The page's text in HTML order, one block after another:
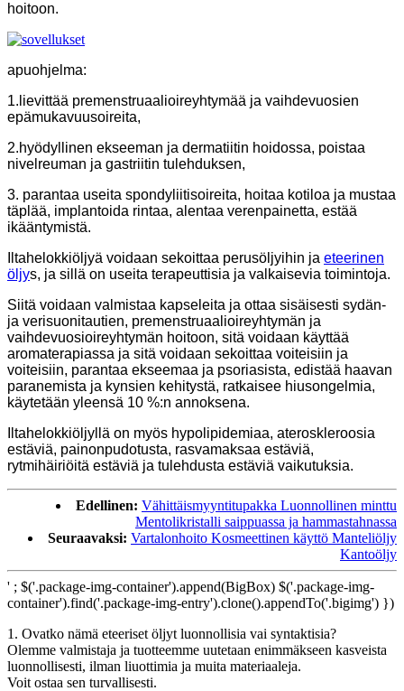
hoitoon.
apuohjelma:
1.lievittää premenstruaalioireyhtymää ja vaihdevuosien
epämukavuusoireita,
2.hyödyllinen ekseeman ja dermatiitin hoidossa, poistaa
nivelreuman ja gastriitin tulehduksen,
3. parantaa useita spondyliitisoireita, hoitaa kotiloa ja mustaa
täplää, implantoida rintaa, alentaa verenpainetta, estää
ikääntymistä.
Iltahelokkiöljyä voidaan sekoittaa perusöljyihin ja eteerinen
öljys, ja sillä on useita terapeuttisia ja valkaisevia toimintoja.
Siitä voidaan valmistaa kapseleita ja ottaa sisäisesti sydän-
ja verisuonitautien, premenstruaalioireyhtymän ja
vaihdevuosioireyhtymän hoitoon, sitä voidaan käyttää
aromaterapiassa ja sitä voidaan sekoittaa voiteisiin ja
voiteisiin, parantaa ekseemaa ja psoriasista, edistää haavan
paranemista ja kynsien kehitystä, ratkaisee hiusongelmia,
käytetään yleensä 10 %:n annoksena.
Iltahelokkiöljyllä on myös hypolipidemiaa, ateroskleroosia
estäviä, painonpudotusta, rasvamaksaa estäviä,
rytmihäiriöitä estäviä ja tulehdusta estäviä vaikutuksia.
Edellinen: Vähittäismyyntitupakka Luonnollinen minttu
Mentolikristalli saippuassa ja hammastahnassa
Seuraavaksi: Vartalonhoito Kosmeettinen käyttö Manteliöljy
Kantoöljy
' ; $('.package-img-container').append(BigBox) $('.package-img-
container').find('.package-img-entry').clone().appendTo('.bigimg') })
1. Ovatko nämä eteeriset öljyt luonnollisia vai syntaktisia?
Olemme valmistaja ja tuotteemme uutetaan enimmäkseen kasveista
luonnollisesti, ilman liuottimia ja muita materiaaleja.
Voit ostaa sen turvallisesti.